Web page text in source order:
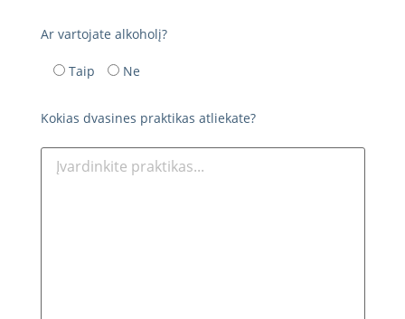
Ar vartojate alkoholį?
Taip Ne
Kokias dvasines praktikas atliekate?